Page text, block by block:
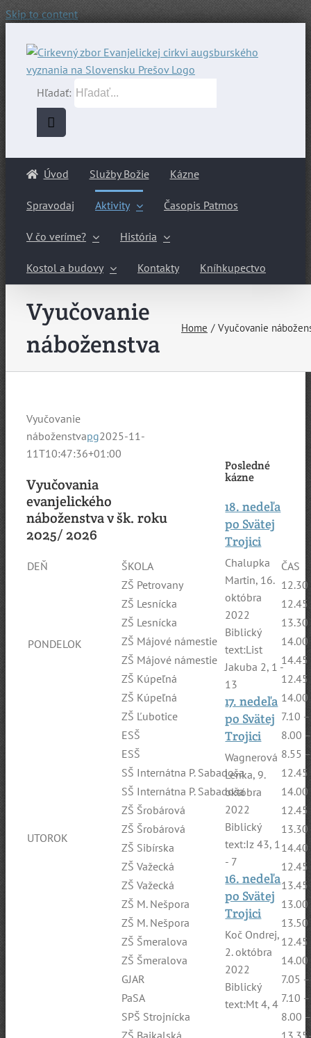
Skip to content
Hľadať:
Úvod Služby Božie Kázne
Spravodaj Aktivity Časopis Patmos
V čo veríme? História
Kostol a budovy Kontakty Kníhkupectvo
Vyučovanie
náboženstva
Home Vyučovanie
Vyučovanie
náboženstvapg2025-11-
11T10:47:36+01:00
Vyučovania
evanjelického
náboženstva v šk. roku
2025/ 2026
DEŇ ŠKOLA ČAS
PONDELOK
ZŠ Petrovany
ZŠ Lesnícka
ZŠ Lesnícka
ZŠ Májové námestie
ZŠ Májové námestie
ZŠ Kúpeľná
ZŠ Kúpeľná
UTOROK
ZŠ Ľubotice
7.10
ESŠ
8.00
ESŠ
8.55
SŠ Internátna P. Sabadoša
SŠ Internátna P. Sabadoša
ZŠ Šrobárová
ZŠ Šrobárová
ZŠ Sibírska
ZŠ Važecká
ZŠ Važecká
ZŠ M. Nešpora
ZŠ M. Nešpora
ZŠ Šmeralova
ZŠ Šmeralova
GJAR
7.05
PaSA
7.10
SPŠ Strojnícka
8.00
ZŠ Bajkalská
Posledné
kázne
18. nedeľa
po Svätej
Trojici
Chalupka
Martin, 16.
októbra
2022
Biblický
text:List
Jakuba 2, 1 -
13
17. nedeľa
po Svätej
Trojici
Wagnerová
Lenka, 9.
októbra
2022
Biblický
text:Iz 43, 1
- 7
16. nedeľa
po Svätej
Trojici
Koč Ondrej,
2. októbra
2022
Biblický
text:Mt 4, 4